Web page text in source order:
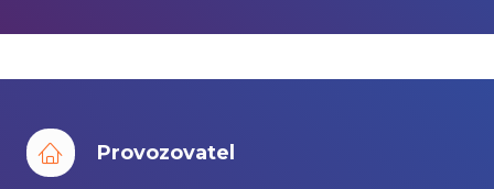
Provozovatel